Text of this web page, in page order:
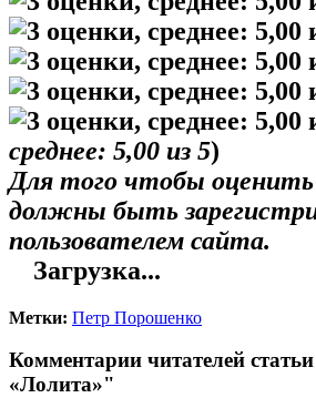
среднее: 5,00 из 5)
Для того чтобы оценить
должны быть
пользователем сайта.
Загрузка...
Метки: Петр Порошенко
Комментарии читателей
«Лолита»"